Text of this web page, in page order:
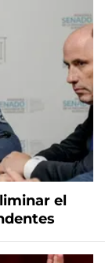
el